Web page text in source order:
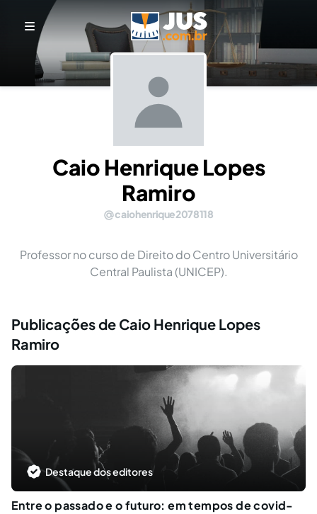
Caio Henrique Lopes
Ramiro
caiohenrique2078118
Professor no curso de Direito do Centro Universitário
Central Paulista (UNICEP).
Publicações de Caio Henrique Lopes
Ramiro
Destaque dos editores
Entre o passado e o futuro: em tempos de covid-